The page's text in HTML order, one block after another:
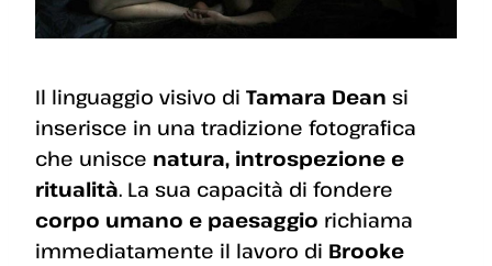
Il linguaggio visivo di Tamara Dean si
inserisce in una tradizione fotografica
che unisce natura, introspezione e
ritualità. La sua capacità di fondere
corpo umano e paesaggio richiama
immediatamente il lavoro di Brooke